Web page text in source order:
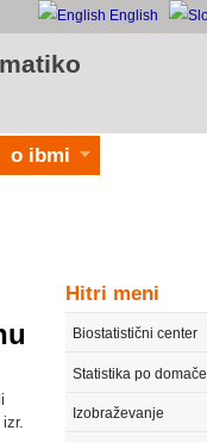
English
o ibmi
Hitri meni
Biostatistični center
Statistika po domače
Izobraževanje